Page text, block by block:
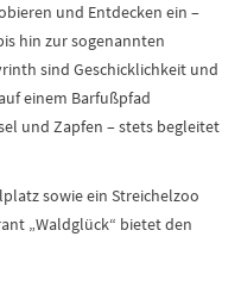
und Entdecken ein –
hin zur sogenannten
sind Geschicklichkeit und
einem Barfußpfad
und Zapfen – stets begleitet
sowie ein Streichelzoo
„Waldglück“ bietet den